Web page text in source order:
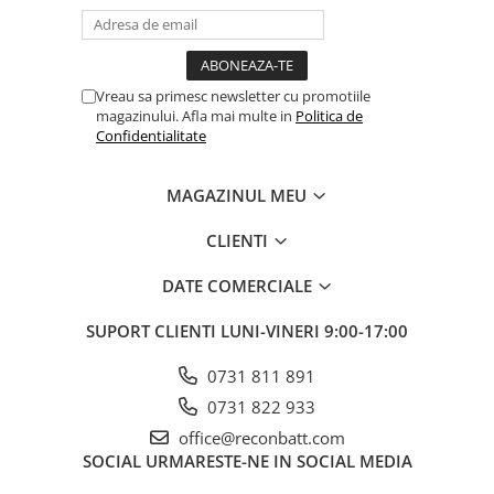
Vreau sa primesc newsletter cu promotiile
magazinului. Afla mai multe in Politica de
Confidentialitate
MAGAZINUL MEU
CLIENTI
DATE COMERCIALE
SUPORT CLIENTI LUNI-VINERI 9:00-17:00
0731 811 891
0731 822 933
office@reconbatt.com
SOCIAL URMARESTE-NE IN SOCIAL MEDIA